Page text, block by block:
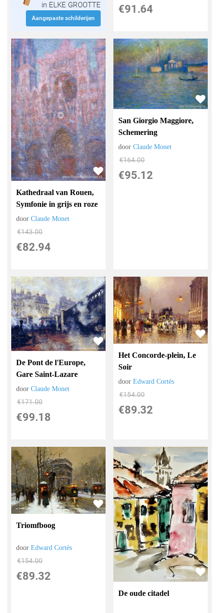
in ELKE GROOTTE
Aangepaste schilderijen
€91.64
Kathedraal van Rouen,
Symfonie in grijs en roze
doorClaude Monet
€143.00
€82.94
San Giorgio Maggiore,
Schemering
doorClaude Monet
€164.00
€95.12
De Pont de l'Europe,
Gare Saint-Lazare
doorClaude Monet
€171.00
€99.18
Het Concorde-plein, Le
Soir
doorEdward Cortés
€154.00
€89.32
Triomfboog
doorEdward Cortés
€154.00
€89.32
De oude citadel